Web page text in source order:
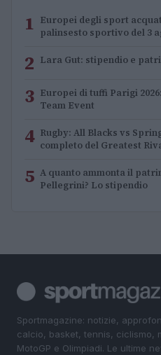
1 Europei degli sport
palinsesto sportivo del 3
2 Lara Gut: stipendio e
3 Europei di tuffi Parigi
Team Event
4 Rugby: All Blacks vs
completo del Greatest
5 A quanto ammonta il
Pellegrini? Lo stipendio
Sportmagazine: notizie,
calcio, basket, tennis, ciclismo,
MotoGP e Olimpiadi. Le ultime